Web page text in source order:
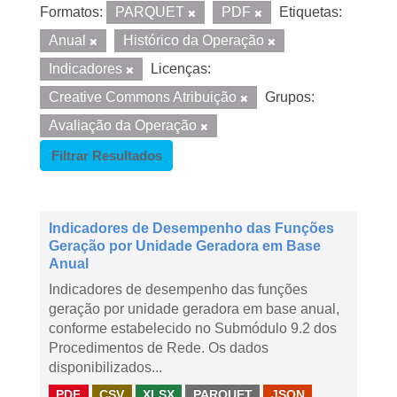
Formatos: PARQUET PDF
Etiquetas:
Anual
Histórico da Operação
Indicadores
Licenças:
Creative Commons Atribuição
Grupos:
Avaliação da Operação
Filtrar Resultados
Indicadores de Desempenho das Funções
Geração por Unidade Geradora em Base
Anual
Indicadores de desempenho das funções
geração por unidade geradora em base anual,
conforme estabelecido no Submódulo 9.2 dos
Procedimentos de Rede. Os dados
disponibilizados...